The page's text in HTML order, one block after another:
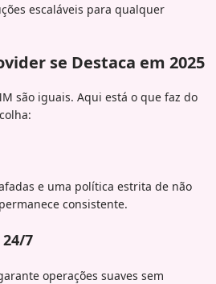
escaláveis para qualquer
se Destaca em 2025
são iguais. Aqui está o que faz do
e uma política estrita de não
consistente.
7
operações suaves sem